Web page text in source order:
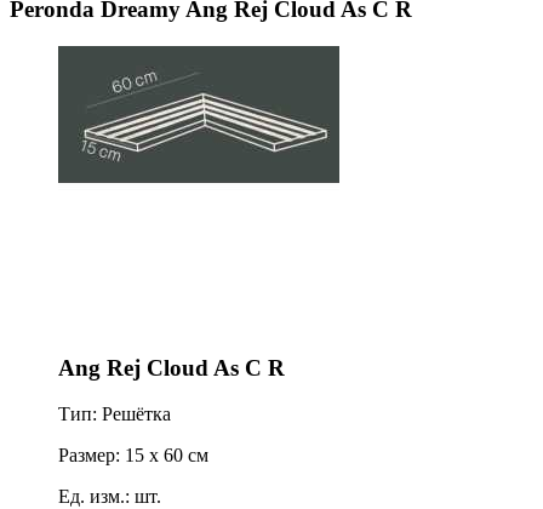
Peronda Dreamy Ang Rej Cloud As C R
Ang Rej Cloud As C R
Тип: Решётка
Размер: 15 x 60 см
Ед. изм.: шт.